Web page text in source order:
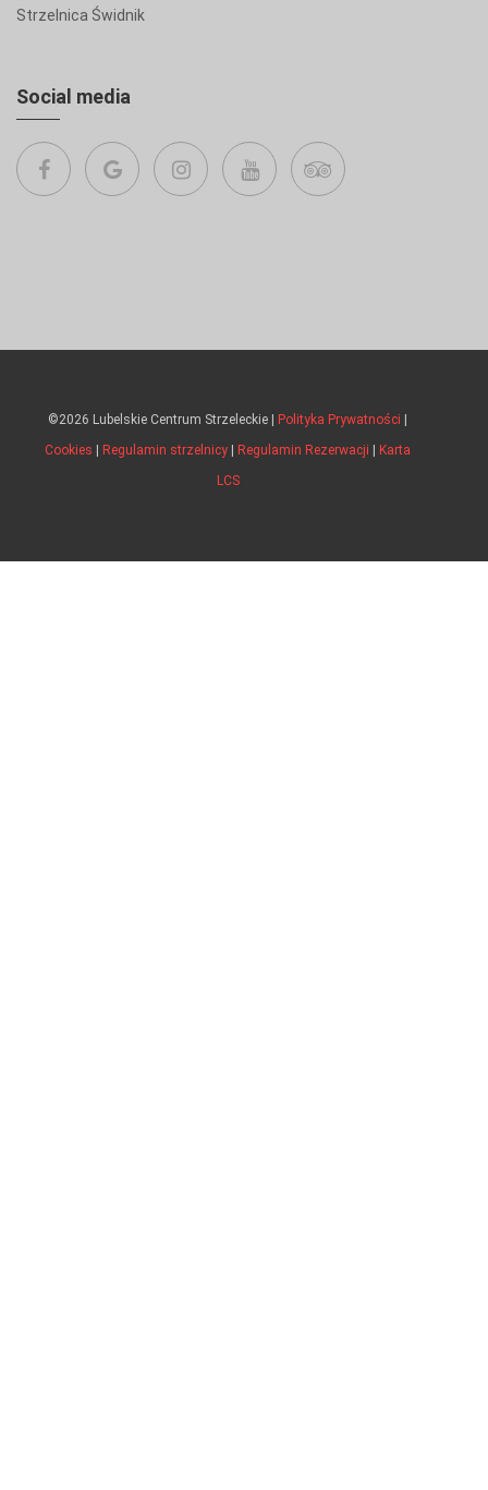
Strzelnica Świdnik
Social media
©2026 Lubelskie Centrum Strzeleckie | Polityka Prywatności |
Cookies | Regulamin strzelnicy | Regulamin Rezerwacji | Karta
LCS